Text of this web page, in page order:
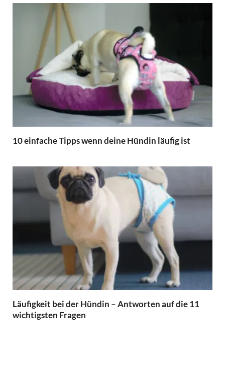
10 einfache Tipps wenn deine Hündin läufig ist
Läufigkeit bei der Hündin – Antworten auf die 11
wichtigsten Fragen